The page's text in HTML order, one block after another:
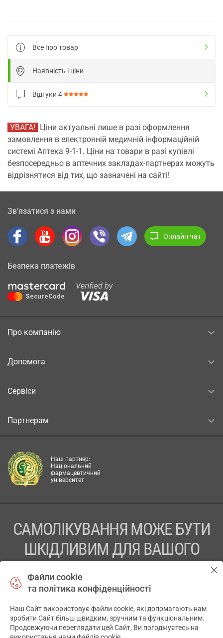
Все про товар
Наявність і ціни
Відгуки 4
УВАГА! Ціни актуальні лише в разі оформлення
замовлення в електронній медичній інформаційній
системі Аптека 9-1-1. Ціни на товари в разі купівлі
безпосередньо в аптечних закладах-партнерах можуть
відрізнятися від тих, що зазначені на сайті!
Зв’язатися з нами
Онлайн чат
Безпека платежів
Про компанію
Допомога
Сервіси
Партнерам
Наш партнер:
Національний
фармацевтичний
університет
САМОЛІКУВАННЯ МОЖЕ БУТИ
ШКІДЛИВИМ ДЛЯ ВАШОГО
ПЕРЕД ЗАСТОСУВАННЯМ ПРЕПАРАТУ ПРОКОНСУЛЬТУЙТЕСЬ
ТОВ «АПТЕКА 911.ЮА» Код ЄДРПОУ 43631965.
Файли cookie
та політика конфіденційності
Наш Сайт використовує файли cookie, які допомагають нам
зробити Сайт більш швидким, зручним та функціональним.
Продовжуючи переглядати цей Сайт, Ви погоджуєтесь на
✕